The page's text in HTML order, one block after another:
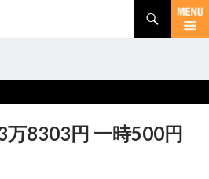
万8303円 一時500円